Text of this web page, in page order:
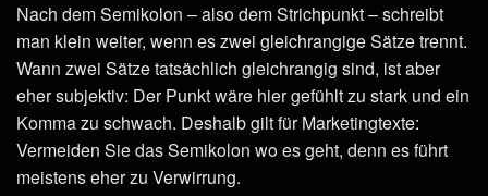
Nach dem Semikolon – also dem Strichpunkt – schreibt
man klein weiter, wenn es zwei gleichrangige Sätze trennt.
Wann zwei Sätze tatsächlich gleichrangig sind, ist aber
eher subjektiv: Der Punkt wäre hier gefühlt zu stark und ein
Komma zu schwach. Deshalb gilt für Marketingtexte:
Vermeiden Sie das Semikolon wo es geht, denn es führt
meistens eher zu Verwirrung.